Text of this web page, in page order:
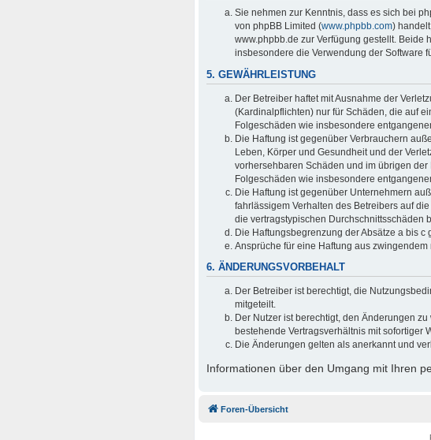
Sie nehmen zur Kenntnis, dass es sich bei
von phpBB Limited (www.phpbb.com)
www.phpbb.de zur Verfügung gestellt. Beide
insbesondere die Verwendung der Software
5. GEWÄHRLEISTUNG
Der Betreiber haftet mit Ausnahme der
(Kardinalpflichten) nur für Schäden, die auf
Folgeschäden wie insbesondere
Die Haftung ist gegenüber Verbrauchern
Leben, Körper und Gesundheit und der
vorhersehbaren Schäden und im übrigen
Folgeschäden wie insbesondere
Die Haftung ist gegenüber Unternehmern
fahrlässigem Verhalten des Betreibers auf
die vertragstypischen Durchschnittsschäden
Die Haftungsbegrenzung der Absätze a bis
Ansprüche für eine Haftung aus
6. ÄNDERUNGSVORBEHALT
Der Betreiber ist berechtigt, die
mitgeteilt.
Der Nutzer ist berechtigt, den Änderungen
bestehende Vertragsverhältnis mit sofortiger
Die Änderungen gelten als anerkannt und
Informationen über den Umgang mit Ihren
Foren-Übersicht